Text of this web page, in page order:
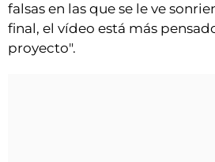
falsas en las que se le ve
final, el vídeo está más
proyecto".